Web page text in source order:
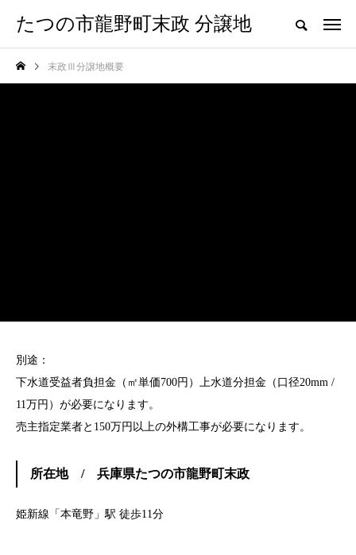
たつの市龍野町末政 分譲地
末政Ⅲ分譲地概要
別途：
下水道受益者負担金（㎡単価700円）上水道分担金（口径20mm /
11万円）が必要になります。
売主指定業者と150万円以上の外構工事が必要になります。
所在地 / 兵庫県たつの市龍野町末政
姫新線「本竜野」駅 徒歩11分